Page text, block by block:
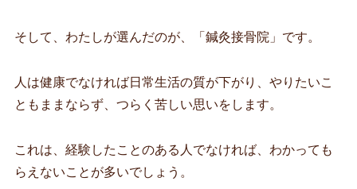
そして、わたしが選んだのが、「鍼灸接骨院」です。
人は健康でなければ日常生活の質が下がり、やりたいこ
ともままならず、つらく苦しい思いをします。
これは、経験したことのある人でなければ、わかっても
らえないことが多いでしょう。